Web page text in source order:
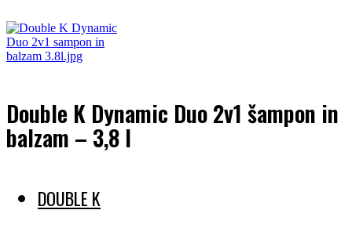
Double K Dynamic Duo 2v1 šampon in
balzam – 3,8 l
DOUBLE K